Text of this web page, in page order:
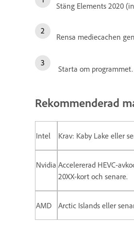
Stäng Elements 2020
Rensa mediecachen
Starta om programmet.
Rekommenderad
Intel Krav: Kaby Lake eller
Nvidia Accelererad HEVC-
20XX-kort och senare.
AMD Arctic Islands eller